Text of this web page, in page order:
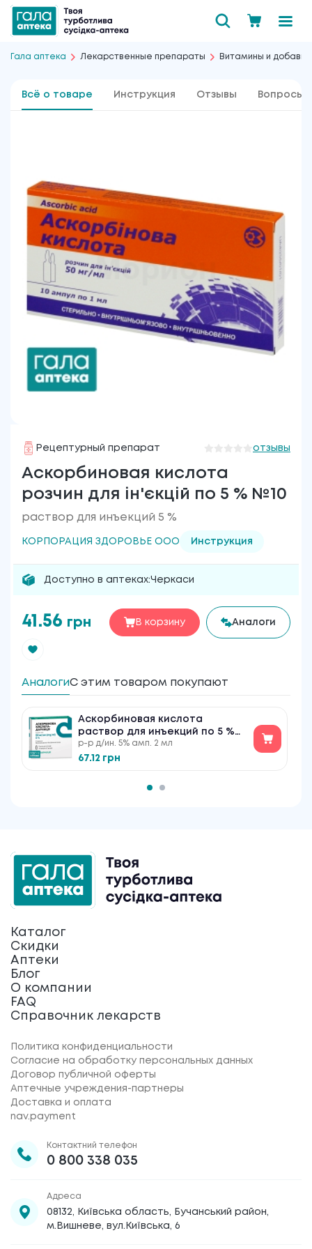
Гала аптека Лекарственные препараты Витамины и добавки
Всё о товаре Инструкция Отзывы Вопросы
Рецептурный препарат отзывы
Аскорбиновая кислота
розчин для ін'єкцій по 5 % №10
раствор для инъекций 5 %
КОРПОРАЦИЯ ЗДОРОВЬЕ ООО Инструкция
Доступно в аптеках:Черкаси
41.56 грн В корзину Аналоги
АналогиС этим товаром покупают
Аскорбиновая кислота
раствор для инъекций по 5 %
№10
р-р д/ин. 5% амп. 2 мл
67.12 грн
Каталог
Скидки
Аптеки
Блог
О компании
FAQ
Справочник лекарств
Политика конфиденциальности
Согласие на обработку персональных данных
Договор публичной оферты
Аптечные учреждения-партнеры
Доставка и оплата
nav.payment
Контактний телефон
0 800 338 035
Адреса
08132, Київська область, Бучанський район,
м.Вишневе, вул.Київська, 6